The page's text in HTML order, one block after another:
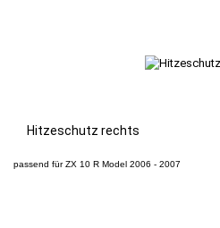
Hitzeschutz rechts
passend fürZX 10 R Model 2006 - 2007